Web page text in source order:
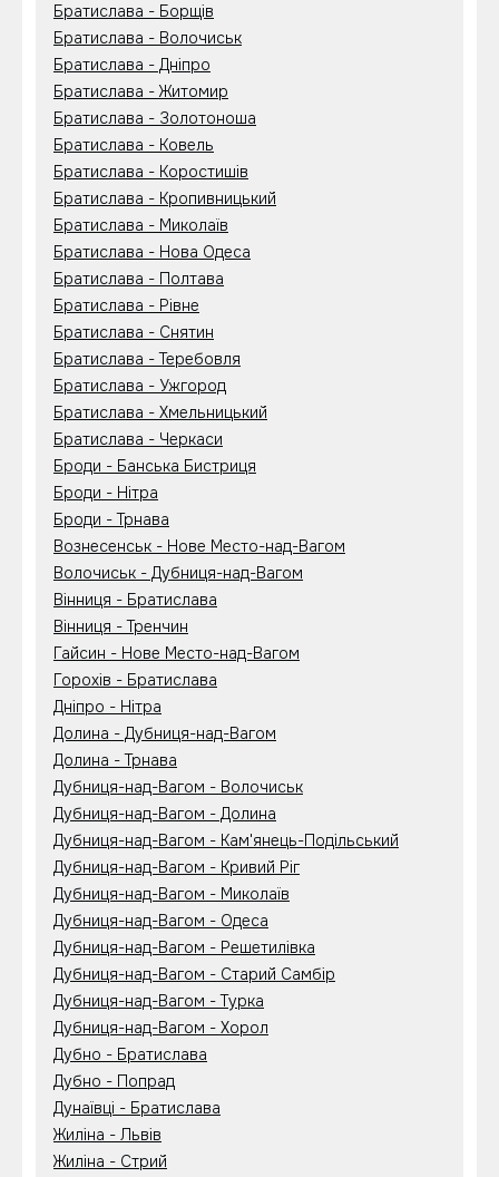
Братислава - Борщів
Братислава - Волочиськ
Братислава - Дніпро
Братислава - Житомир
Братислава - Золотоноша
Братислава - Ковель
Братислава - Коростишів
Братислава - Кропивницький
Братислава - Миколаїв
Братислава - Нова Одеса
Братислава - Полтава
Братислава - Рівне
Братислава - Снятин
Братислава - Теребовля
Братислава - Ужгород
Братислава - Хмельницький
Братислава - Черкаси
Броди - Банська Бистриця
Броди - Нітра
Броди - Трнава
Вознесенськ - Нове Место-над-Вагом
Волочиськ - Дубниця-над-Вагом
Вінниця - Братислава
Вінниця - Тренчин
Гайсин - Нове Место-над-Вагом
Горохів - Братислава
Дніпро - Нітра
Долина - Дубниця-над-Вагом
Долина - Трнава
Дубниця-над-Вагом - Волочиськ
Дубниця-над-Вагом - Долина
Дубниця-над-Вагом - Кам'янець-Подільський
Дубниця-над-Вагом - Кривий Ріг
Дубниця-над-Вагом - Миколаїв
Дубниця-над-Вагом - Одеса
Дубниця-над-Вагом - Решетилівка
Дубниця-над-Вагом - Старий Самбір
Дубниця-над-Вагом - Турка
Дубниця-над-Вагом - Хорол
Дубно - Братислава
Дубно - Попрад
Дунаївці - Братислава
Жиліна - Львів
Жиліна - Стрий